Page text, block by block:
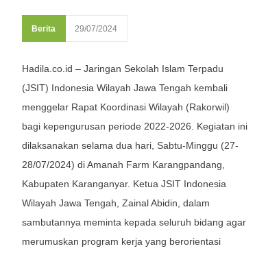
Berita 29/07/2024
Hadila.co.id – Jaringan Sekolah Islam Terpadu
(JSIT) Indonesia Wilayah Jawa Tengah kembali
menggelar Rapat Koordinasi Wilayah (Rakorwil)
bagi kepengurusan periode 2022-2026. Kegiatan ini
dilaksanakan selama dua hari, Sabtu-Minggu (27-
28/07/2024) di Amanah Farm Karangpandang,
Kabupaten Karanganyar. Ketua JSIT Indonesia
Wilayah Jawa Tengah, Zainal Abidin, dalam
sambutannya meminta kepada seluruh bidang agar
merumuskan program kerja yang berorientasi